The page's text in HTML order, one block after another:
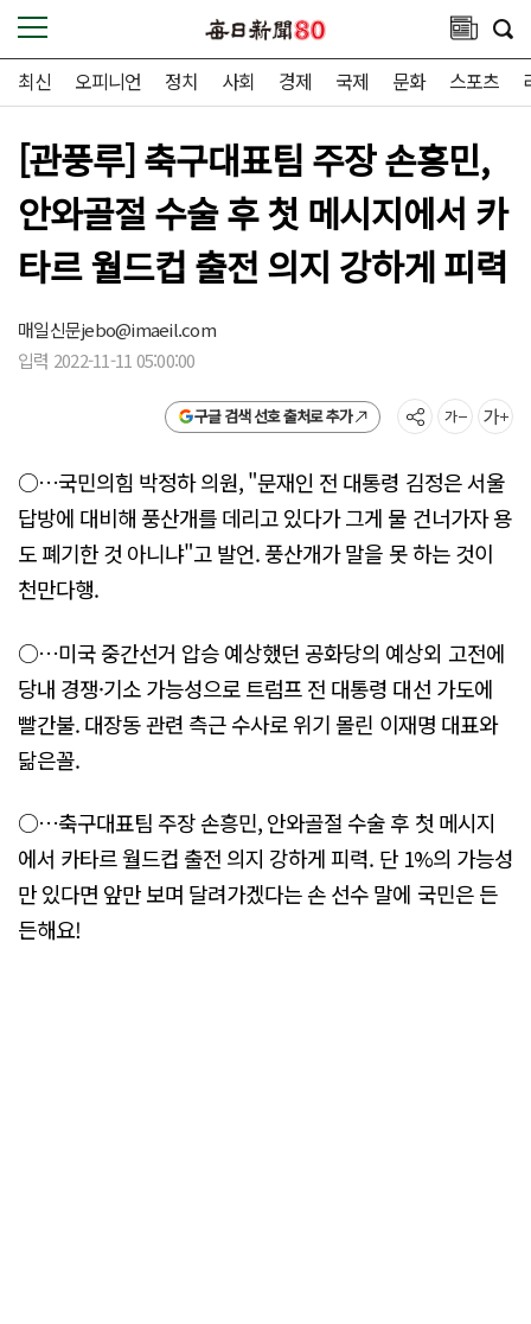
최신 오피니언 정치 사회 경제 국제 문화 스포츠
[관풍루] 축구대표팀 주장 손흥민,
안와골절 수술 후 첫 메시지에서 카
타르 월드컵 출전 의지 강하게 피력
매일신문jebo@imaeil.com
입력 2022-11-11 05:00:00
구글 검색 선호 출처로 추가
○…국민의힘 박정하 의원, "문재인 전 대통령 김정은 서울
답방에 대비해 풍산개를 데리고 있다가 그게 물 건너가자 용
도 폐기한 것 아니냐"고 발언. 풍산개가 말을 못 하는 것이
천만다행.
○…미국 중간선거 압승 예상했던 공화당의 예상외 고전에
당내 경쟁·기소 가능성으로 트럼프 전 대통령 대선 가도에
빨간불. 대장동 관련 측근 수사로 위기 몰린 이재명 대표와
닮은꼴.
○…축구대표팀 주장 손흥민, 안와골절 수술 후 첫 메시지
에서 카타르 월드컵 출전 의지 강하게 피력. 단 1%의 가능성
만 있다면 앞만 보며 달려가겠다는 손 선수 말에 국민은 든
든해요!